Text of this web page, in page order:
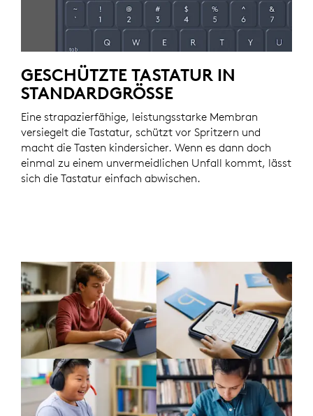
GESCHÜTZTE TASTATUR IN
STANDARDGRÖSSE
Eine strapazierfähige, leistungsstarke Membran
versiegelt die Tastatur, schützt vor Spritzern und
macht die Tasten kindersicher. Wenn es dann doch
einmal zu einem unvermeidlichen Unfall kommt, lässt
sich die Tastatur einfach abwischen.